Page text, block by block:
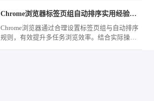
Chrome浏览器标签页组自动排序实用经验分享
Chrome浏览器通过合理设置标签页组与自动排序
规则，有效提升多任务浏览效率。结合实际操作